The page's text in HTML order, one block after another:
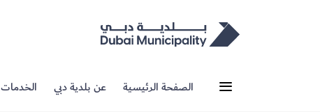
الصفحة الرئيسية عن بلدية دبي الخدمات